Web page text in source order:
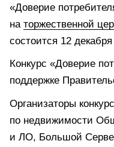
«Доверие
на торжественной
состоится 12
Конкурс «Доверие
поддержке
Организаторы
по недвижимости
и ЛО, Большой